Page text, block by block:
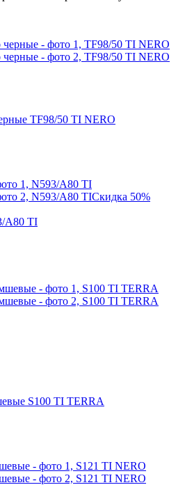
TF98/50 TI NERO
Скидка 50%
A80 TI
S100 TI TERRA